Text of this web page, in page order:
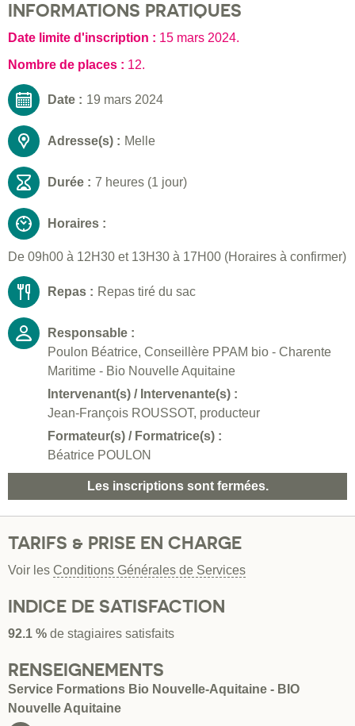
INFORMATIONS PRATIQUES
Date limite d'inscription : 15 mars 2024.
Nombre de places : 12.
Date : 19 mars 2024
Adresse(s) : Melle
Durée : 7 heures (1 jour)
Horaires :
De 09h00 à 12H30 et 13H30 à 17H00 (Horaires à confirmer)
Repas : Repas tiré du sac
Responsable :
Poulon Béatrice, Conseillère PPAM bio - Charente
Maritime - Bio Nouvelle Aquitaine
Intervenant(s) / Intervenante(s) :
Jean-François ROUSSOT, producteur
Formateur(s) / Formatrice(s) :
Béatrice POULON
Les inscriptions sont fermées.
TARIFS & PRISE EN CHARGE
Voir les Conditions Générales de Services
INDICE DE SATISFACTION
92.1 % de stagiaires satisfaits
RENSEIGNEMENTS
Service Formations Bio Nouvelle-Aquitaine - BIO
Nouvelle Aquitaine